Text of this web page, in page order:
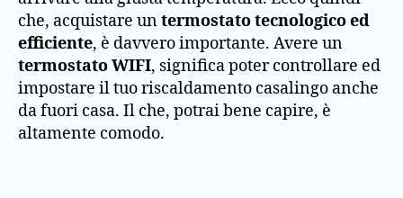
che, acquistare untermostato tecnologico ed
efficiente, è davvero importante. Avere un
termostato WIFI, significa poter controllare ed
impostare il tuo riscaldamento casalingo anche
da fuori casa. Il che, potrai bene capire, è
altamente comodo.